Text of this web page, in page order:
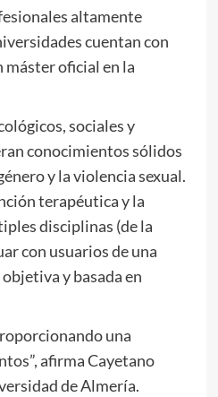
altamente
cuentan con
máster oficial en la
sociales y
conocimientos sólidos
y la violencia sexual.
terapéutica y la
disciplinas (de la
con usuarios de una
y basada en
una
afirma Cayetano
de Almería.